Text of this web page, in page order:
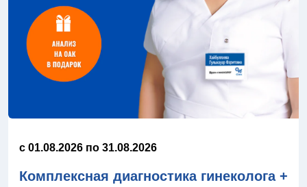
c 01.08.2026 по 31.08.2026
Комплексная диагностика гинеколога +